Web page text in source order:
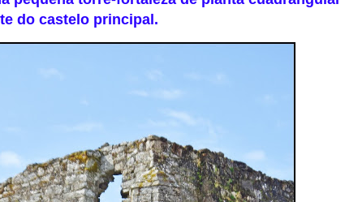
do castelo principal.